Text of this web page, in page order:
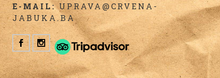
E-MAIL:UPRAVA@CRVENA-
JABUKA.BA